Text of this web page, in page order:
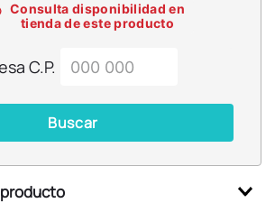
Consulta disponibilidad en
tienda de este producto
C.P.
Buscar